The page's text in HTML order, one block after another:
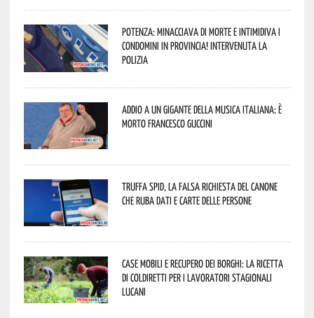
Potenza: minacciava di morte e intimidiva i
condomini in provincia! Intervenuta la
Polizia
Addio a un gigante della musica italiana: è
morto Francesco Guccini
Truffa Spid, la falsa richiesta del canone
che ruba dati e carte delle persone
Case mobili e recupero dei borghi: la ricetta
di Coldiretti per i lavoratori stagionali
lucani